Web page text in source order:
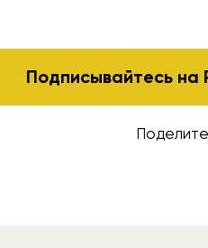
Подписывайтесь на